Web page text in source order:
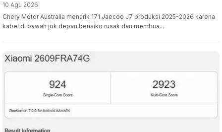
10 Agu 2026
Chery Motor Australia menarik 171 Jaecoo J7 produksi 2025-2026 karena
kabel di bawah jok depan berisiko rusak dan membua...